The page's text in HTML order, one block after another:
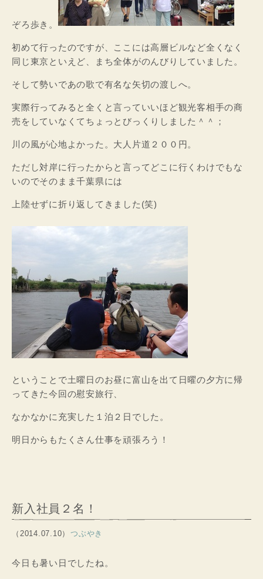
ぞろ歩き。
初めて行ったのですが、ここには高層ビルなど全くなく
同じ東京といえど、まち全体がのんびりしていました。
そして勢いであの歌で有名な矢切の渡しへ。
実際行ってみると全くと言っていいほど観光客相手の商
売をしていなくてちょっとびっくりしました＾＾；
川の風が心地よかった。大人片道２００円。
ただし対岸に行ったからと言ってどこに行くわけでもな
いのでそのまま千葉県には
上陸せずに折り返してきました(笑)
ということで土曜日のお昼に富山を出て日曜の夕方に帰
ってきた今回の慰安旅行、
なかなかに充実した１泊２日でした。
明日からもたくさん仕事を頑張ろう！
新入社員２名！
（2014.07.10） つぶやき
今日も暑い日でしたね。